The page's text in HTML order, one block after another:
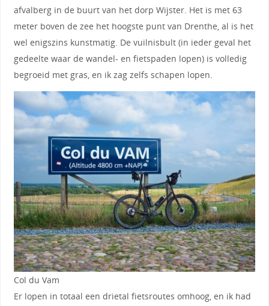
afvalberg in de buurt van het dorp Wijster. Het is met 63
meter boven de zee het hoogste punt van Drenthe, al is het
wel enigszins kunstmatig. De vuilnisbult (in ieder geval het
gedeelte waar de wandel- en fietspaden lopen) is volledig
begroeid met gras, en ik zag zelfs schapen lopen.
Col du Vam
Er lopen in totaal een drietal fietsroutes omhoog, en ik had